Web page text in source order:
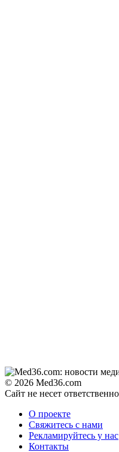
© 2026 Med36.com
Сайт не несет
О проекте
Свяжитесь с нами
Рекламируйтесь у нас
Контакты